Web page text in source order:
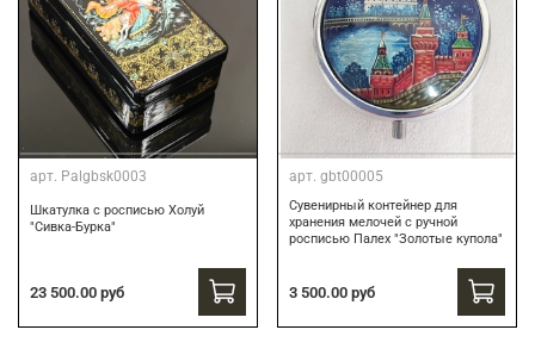
арт. Palgbsk0003
Шкатулка с росписью Холуй
"Сивка-Бурка"
23 500.00 руб
арт. gbt00005
Сувенирный контейнер для
хранения мелочей с ручной
росписью Палех "Золотые купола"
3 500.00 руб